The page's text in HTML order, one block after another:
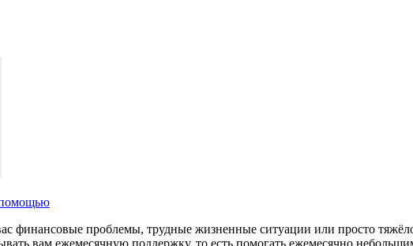
финансовые проблемы, трудные жизненные ситуации или просто
вам ежемесячную поддержку, то есть помогать ежемесячно